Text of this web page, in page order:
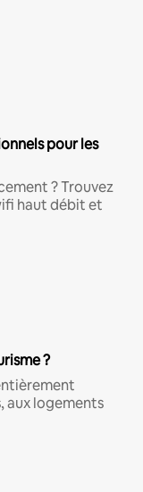
pour les
? Trouvez
haut débit et
?
aux logements